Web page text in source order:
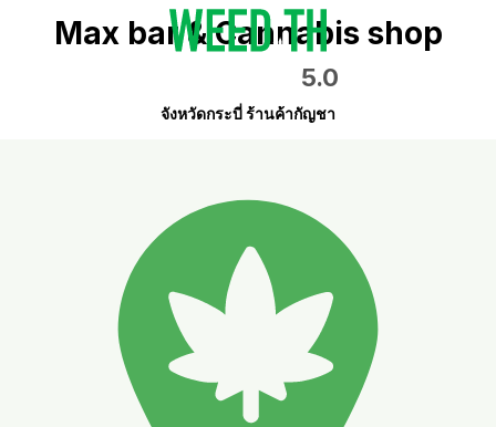
Max bar & Cannabis shop
5.0
จังหวัดกระบี่ ร้านค้ากัญชา